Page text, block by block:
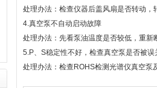
处理办法：检查仪器后盖风扇是否转动，
4.真空泵不自动启动故障
处理办法：先看泵油温度是否较低，重
5.P、S稳定性不好，检查真空泵是否被
处理办法：检查ROHS检测光谱仪真空泵